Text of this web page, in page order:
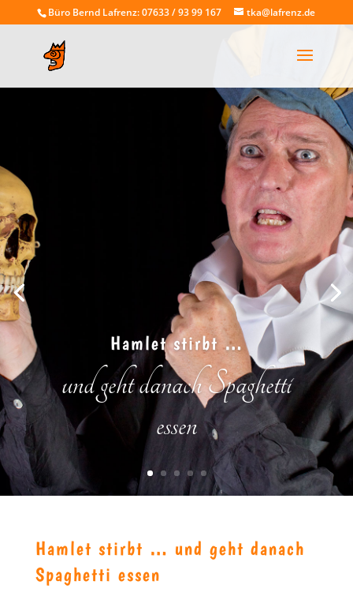
Büro Bernd Lafrenz: 07633 / 93 99 167 tka@lafrenz.de
Hamlet stirbt …
und geht danach Spaghetti
essen
Hamlet stirbt … und geht danach
Spaghetti essen